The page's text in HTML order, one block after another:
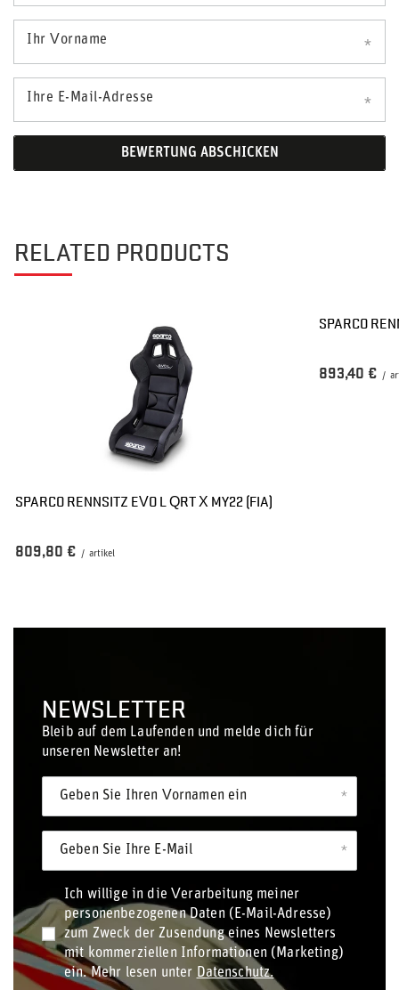
Ihr Vorname
Ihre E-Mail-Adresse
BEWERTUNG ABSCHICKEN
RELATED PRODUCTS
SPARCO RENNSITZ EVO L QRT X MY22 (FIA)
809,80 € / artikel
SPARCO
893,40 € /
NEWSLETTER
Bleib auf dem Laufenden und melde dich für
unseren Newsletter an!
Geben Sie Ihren Vornamen ein
Geben Sie Ihre E-Mail
Ich willige in die Verarbeitung meiner
personenbezogenen Daten (E-Mail-Adresse)
zum Zweck der Zusendung eines Newsletters
mit kommerziellen Informationen (Marketing)
ein. Mehr lesen unter Datenschutz.